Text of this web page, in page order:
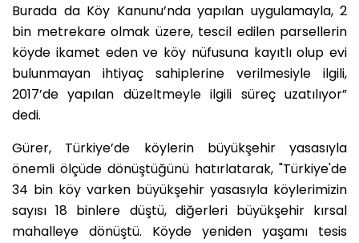
Burada da Köy Kanunu’nda yapılan uygulamayla, 2
bin metrekare olmak üzere, tescil edilen parsellerin
köyde ikamet eden ve köy nüfusuna kayıtlı olup evi
bulunmayan ihtiyaç sahiplerine verilmesiyle ilgili,
2017’de yapılan düzeltmeyle ilgili süreç uzatılıyor”
dedi.
Gürer, Türkiye’de köylerin büyükşehir yasasıyla
önemli ölçüde dönüştüğünü hatırlatarak, "Türkiye'de
34 bin köy varken büyükşehir yasasıyla köylerimizin
sayısı 18 binlere düştü, diğerleri büyükşehir kırsal
mahalleye dönüştü. Köyde yeniden yaşamı tesis